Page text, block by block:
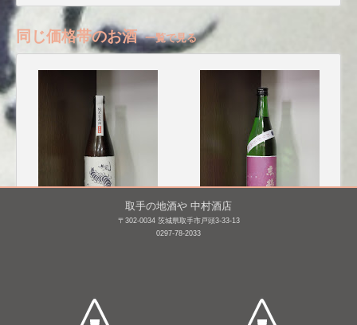
同じ価格帯のお酒 一覧で見る
東鶴 純米 おりがらみ
取手の地酒や 中村酒店
〒302-0034 茨城県取手市戸頭3-33-13
0297-78-2033